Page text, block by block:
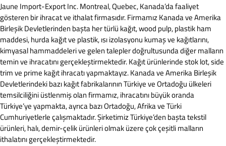
Jaune Import-Export Inc. Montreal, Quebec, Kanada’da faaliyet
gösteren bir ihracat ve ithalat firmasıdır. Firmamız Kanada ve Amerika
Birleşik Devletlerinden başta her türlü kağıt, wood pulp, plastik ham
maddesi, hurda kağıt ve plastik, ısı izolasyonu kumaş ve kağıtlarını,
kimyasal hammaddeleri ve gelen talepler doğrultusunda diğer malların
temin ve ihracatını gerçekleştirmektedir. Kağıt ürünlerinde stok lot, side
trim ve prime kağıt ihracatı yapmaktayız. Kanada ve Amerika Birleşik
Devletlerindeki bazı kağıt fabrikalarının Türkiye ve Ortadoğu ülkeleri
temsilciliğini üstlenmiş olan firmamız, ihracatını büyük oranda
Türkiye’ye yapmakta, ayrıca bazı Ortadoğu, Afrika ve Türki
Cumhuriyetlerle çalışmaktadır. Şirketimiz Türkiye’den başta tekstil
ürünleri, halı, demir-çelik ürünleri olmak üzere çok çeşitli malların
ithalatını gerçekleştirmektedir.